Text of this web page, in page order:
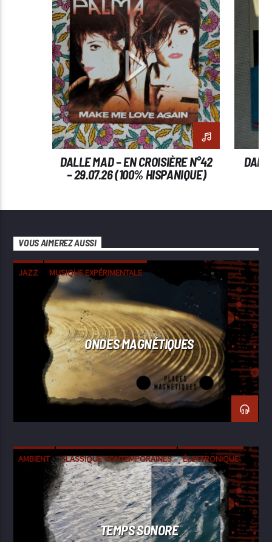
DALLE MAD – EN CROISIÈRE N°42
– 29.07.26 (100% HISPANIQUE)
VOUS AIMEREZ AUSSI
JAZZ MUSIQUE EXPÉRIMENTALE
ONDES MAGNÉTIQUES
AMBIENT CLASSIQUE CONTEMPORAINES
ÉLECTRONIQUE
EXPÉRIMENTALE
FIELD RECORDING
TEMPS SONORE